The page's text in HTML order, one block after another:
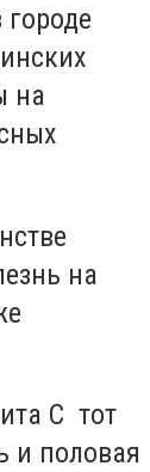
на
на
С тот
и половая